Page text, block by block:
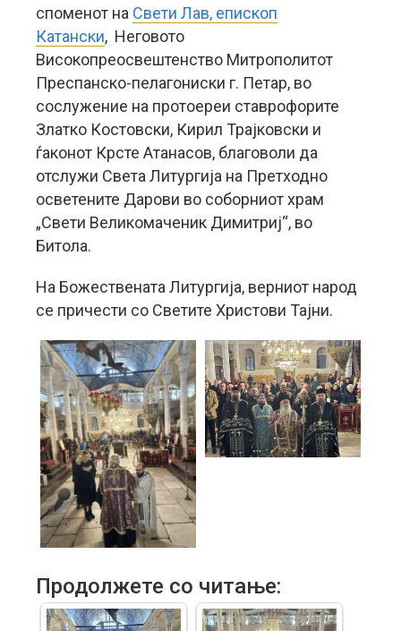
споменот на Свети Лав, епископ
Катански, Неговото
Високопреосвештенство Митрополитот
Преспанско-пелагониски г. Петар, во
сослужение на протоереи ставрофорите
Златко Костовски, Кирил Трајковски и
ѓаконот Крсте Атанасов, благоволи да
отслужи Света Литургија на Претходно
осветените Дарови во соборниот храм
„Свети Великомаченик Димитриј“, во
Битола.
На Божествената Литургија, верниот народ
се причести со Светите Христови Тајни.
Продолжете со читање: